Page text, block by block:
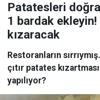
Patatesleri
1 bardak ekleyin!
kızaracak
Restoranların
çıtır patates
yapılıyor?